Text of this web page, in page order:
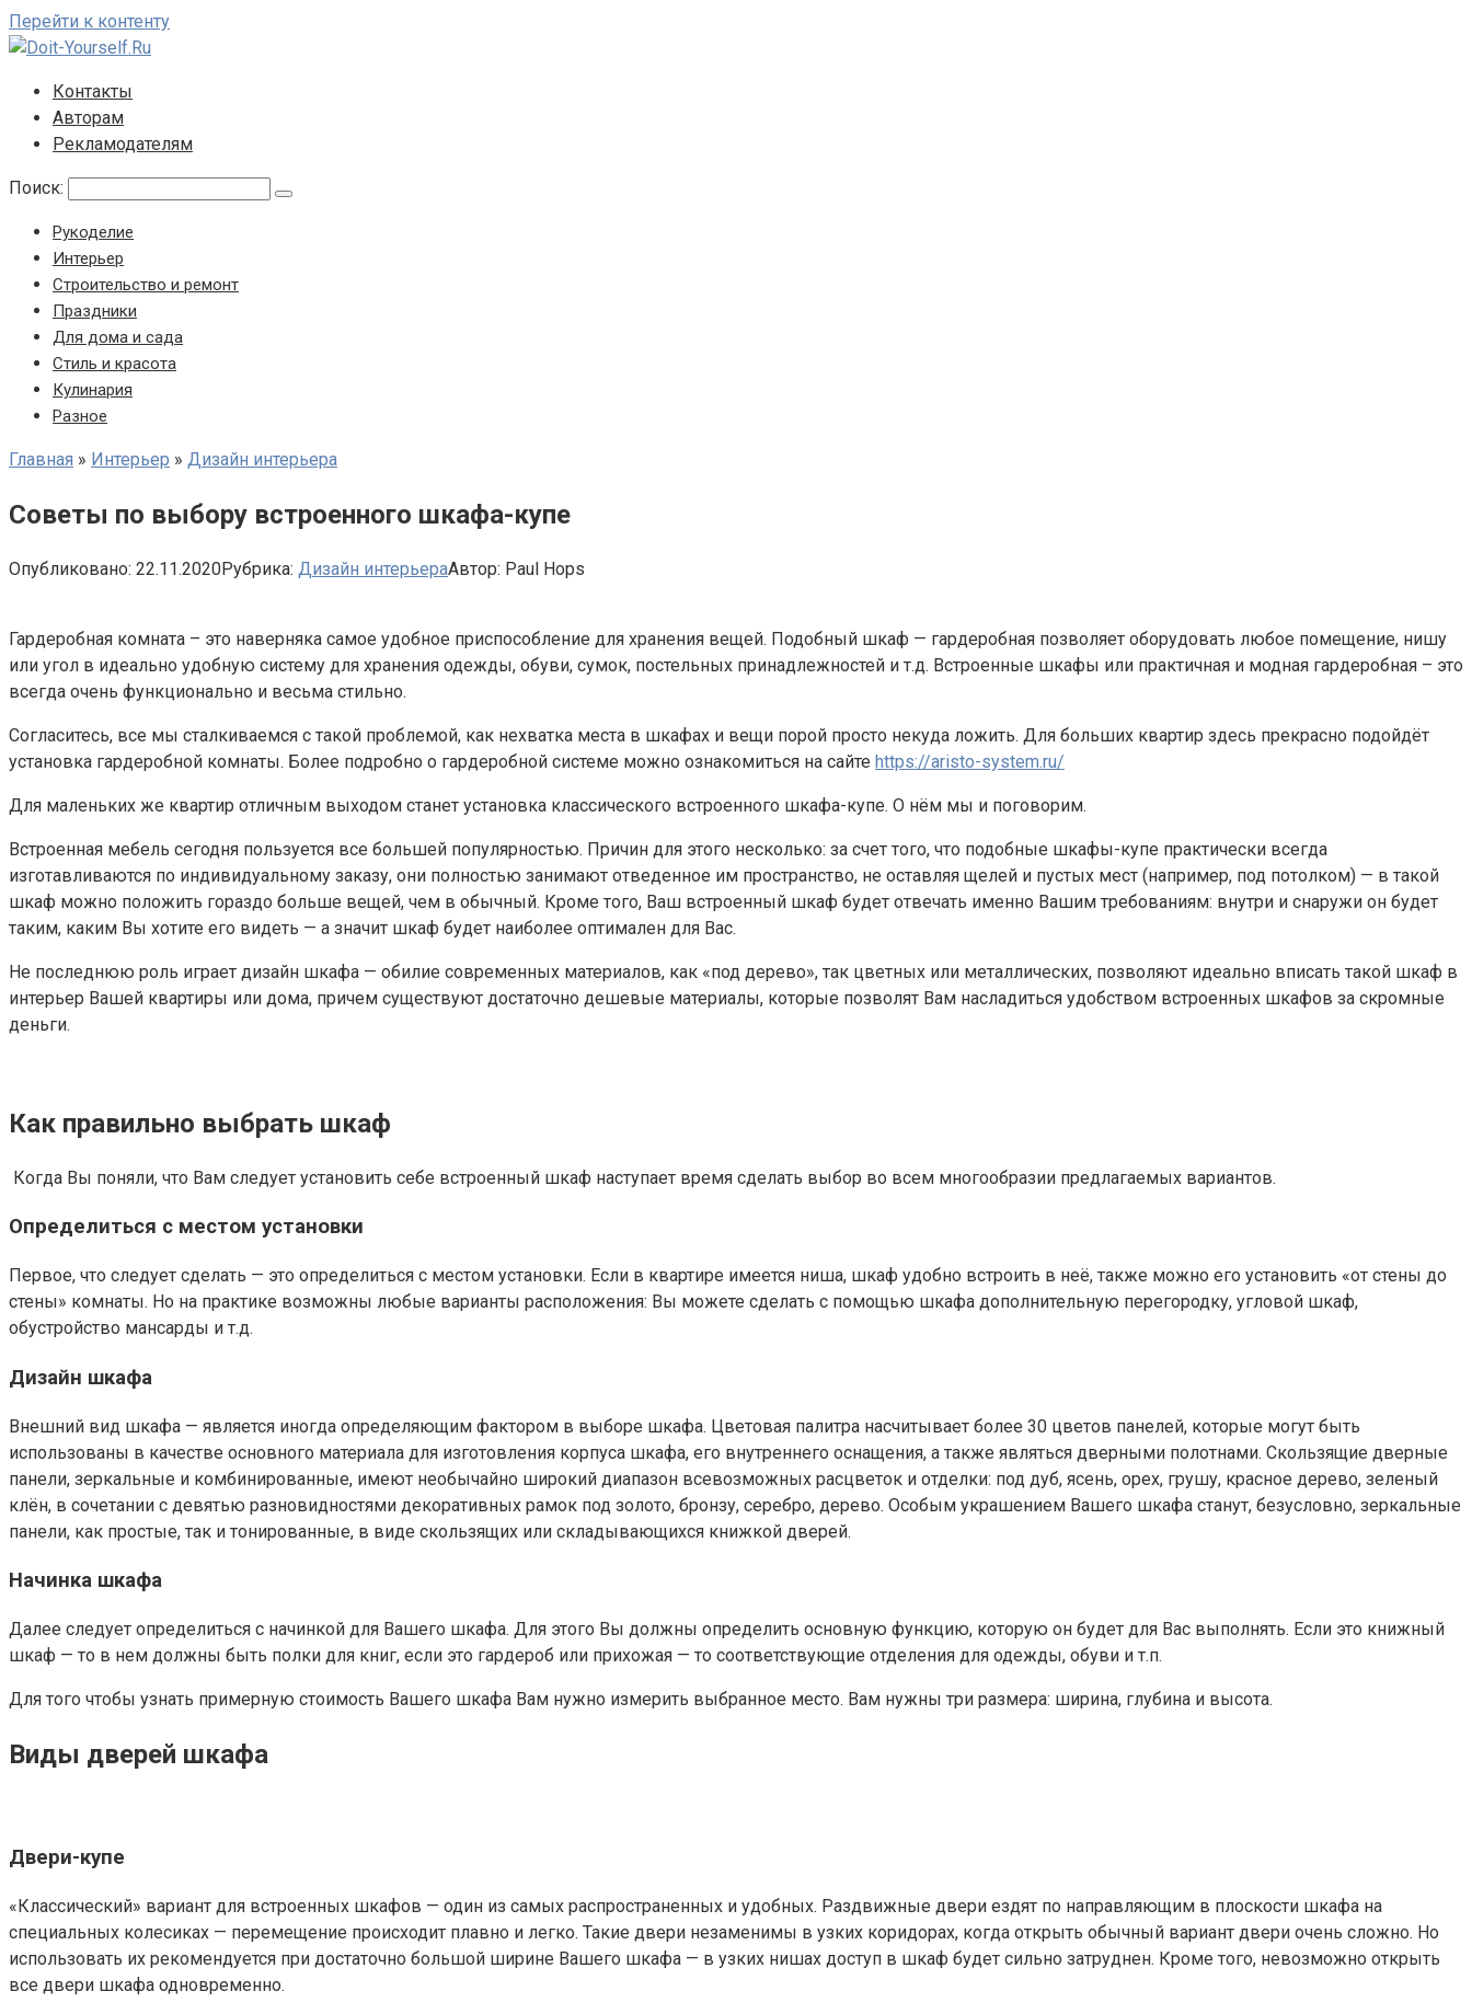
Перейти к контенту
Контакты
Авторам
Рекламодателям
Поиск:
Рукоделие
Интерьер
Строительство и ремонт
Праздники
Для дома и сада
Стиль и красота
Кулинария
Разное
Главная » Интерьер » Дизайн интерьера
Советы по выбору встроенного шкафа-купе
Опубликовано: 22.11.2020Рубрика: Дизайн интерьераАвтор: Paul Hops
Гардеробная комната – это наверняка самое удобное приспособление для хранения вещей. Подобный шкаф — гардеробная позволяет оборудовать любое помещение, нишу
или угол в идеально удобную систему для хранения одежды, обуви, сумок, постельных принадлежностей и т.д. Встроенные шкафы или практичная и модная гардеробная – это
всегда очень функционально и весьма стильно.
Согласитесь, все мы сталкиваемся с такой проблемой, как нехватка места в шкафах и вещи порой просто некуда ложить. Для больших квартир здесь прекрасно подойдёт
установка гардеробной комнаты. Более подробно о гардеробной системе можно ознакомиться на сайте https://aristo-system.ru/
Для маленьких же квартир отличным выходом станет установка классического встроенного шкафа-купе. О нём мы и поговорим.
Встроенная мебель сегодня пользуется все большей популярностью. Причин для этого несколько: за счет того, что подобные шкафы-купе практически всегда
изготавливаются по индивидуальному заказу, они полностью занимают отведенное им пространство, не оставляя щелей и пустых мест (например, под потолком) — в такой
шкаф можно положить гораздо больше вещей, чем в обычный. Кроме того, Ваш встроенный шкаф будет отвечать именно Вашим требованиям: внутри и снаружи он будет
таким, каким Вы хотите его видеть — а значит шкаф будет наиболее оптимален для Вас.
Не последнюю роль играет дизайн шкафа — обилие современных материалов, как «под дерево», так цветных или металлических, позволяют идеально вписать такой шкаф в
интерьер Вашей квартиры или дома, причем существуют достаточно дешевые материалы, которые позволят Вам насладиться удобством встроенных шкафов за скромные
деньги.
Как правильно выбрать шкаф
Когда Вы поняли, что Вам следует установить себе встроенный шкаф наступает время сделать выбор во всем многообразии предлагаемых вариантов.
Определиться с местом установки
Первое, что следует сделать — это определиться с местом установки. Если в квартире имеется ниша, шкаф удобно встроить в неё, также можно его установить «от стены до
стены» комнаты. Но на практике возможны любые варианты расположения: Вы можете сделать с помощью шкафа дополнительную перегородку, угловой шкаф,
обустройство мансарды и т.д.
Дизайн шкафа
Внешний вид шкафа — является иногда определяющим фактором в выборе шкафа. Цветовая палитра насчитывает более 30 цветов панелей, которые могут быть
использованы в качестве основного материала для изготовления корпуса шкафа, его внутреннего оснащения, а также являться дверными полотнами. Скользящие дверные
панели, зеркальные и комбинированные, имеют необычайно широкий диапазон всевозможных расцветок и отделки: под дуб, ясень, орех, грушу, красное дерево, зеленый
клён, в сочетании с девятью разновидностями декоративных рамок под золото, бронзу, серебро, дерево. Особым украшением Вашего шкафа станут, безусловно, зеркальные
панели, как простые, так и тонированные, в виде скользящих или складывающихся книжкой дверей.
Начинка шкафа
Далее следует определиться с начинкой для Вашего шкафа. Для этого Вы должны определить основную функцию, которую он будет для Вас выполнять. Если это книжный
шкаф — то в нем должны быть полки для книг, если это гардероб или прихожая — то соответствующие отделения для одежды, обуви и т.п.
Для того чтобы узнать примерную стоимость Вашего шкафа Вам нужно измерить выбранное место. Вам нужны три размера: ширина, глубина и высота.
Виды дверей шкафа
Двери-купе
«Классический» вариант для встроенных шкафов — один из самых распространенных и удобных. Раздвижные двери ездят по направляющим в плоскости шкафа на
специальных колесиках — перемещение происходит плавно и легко. Такие двери незаменимы в узких коридорах, когда открыть обычный вариант двери очень сложно. Но
использовать их рекомендуется при достаточно большой ширине Вашего шкафа — в узких нишах доступ в шкаф будет сильно затруднен. Кроме того, невозможно открыть
все двери шкафа одновременно.